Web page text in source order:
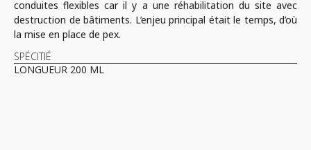
conduites flexibles car il y a une réhabilitation du site avec
destruction de bâtiments. L’enjeu principal était le temps, d’où
la mise en place de pex.
SPÉCITIÉ
LONGUEUR 200 ML